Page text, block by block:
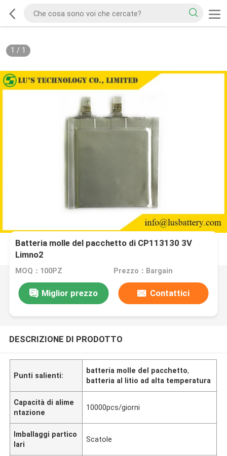
1 / 1
Batteria molle del pacchetto di CP113130 3V
Limno2
MOQ：100PZ Prezzo：Bargain
Miglior prezzo Contattici
DESCRIZIONE DI PRODOTTO
Punti salienti:
batteria molle del pacchetto,
batteria al litio ad alta temperatura
Capacità di alime
ntazione
10000pcs/giorni
Imballaggi partico
lari
Scatole